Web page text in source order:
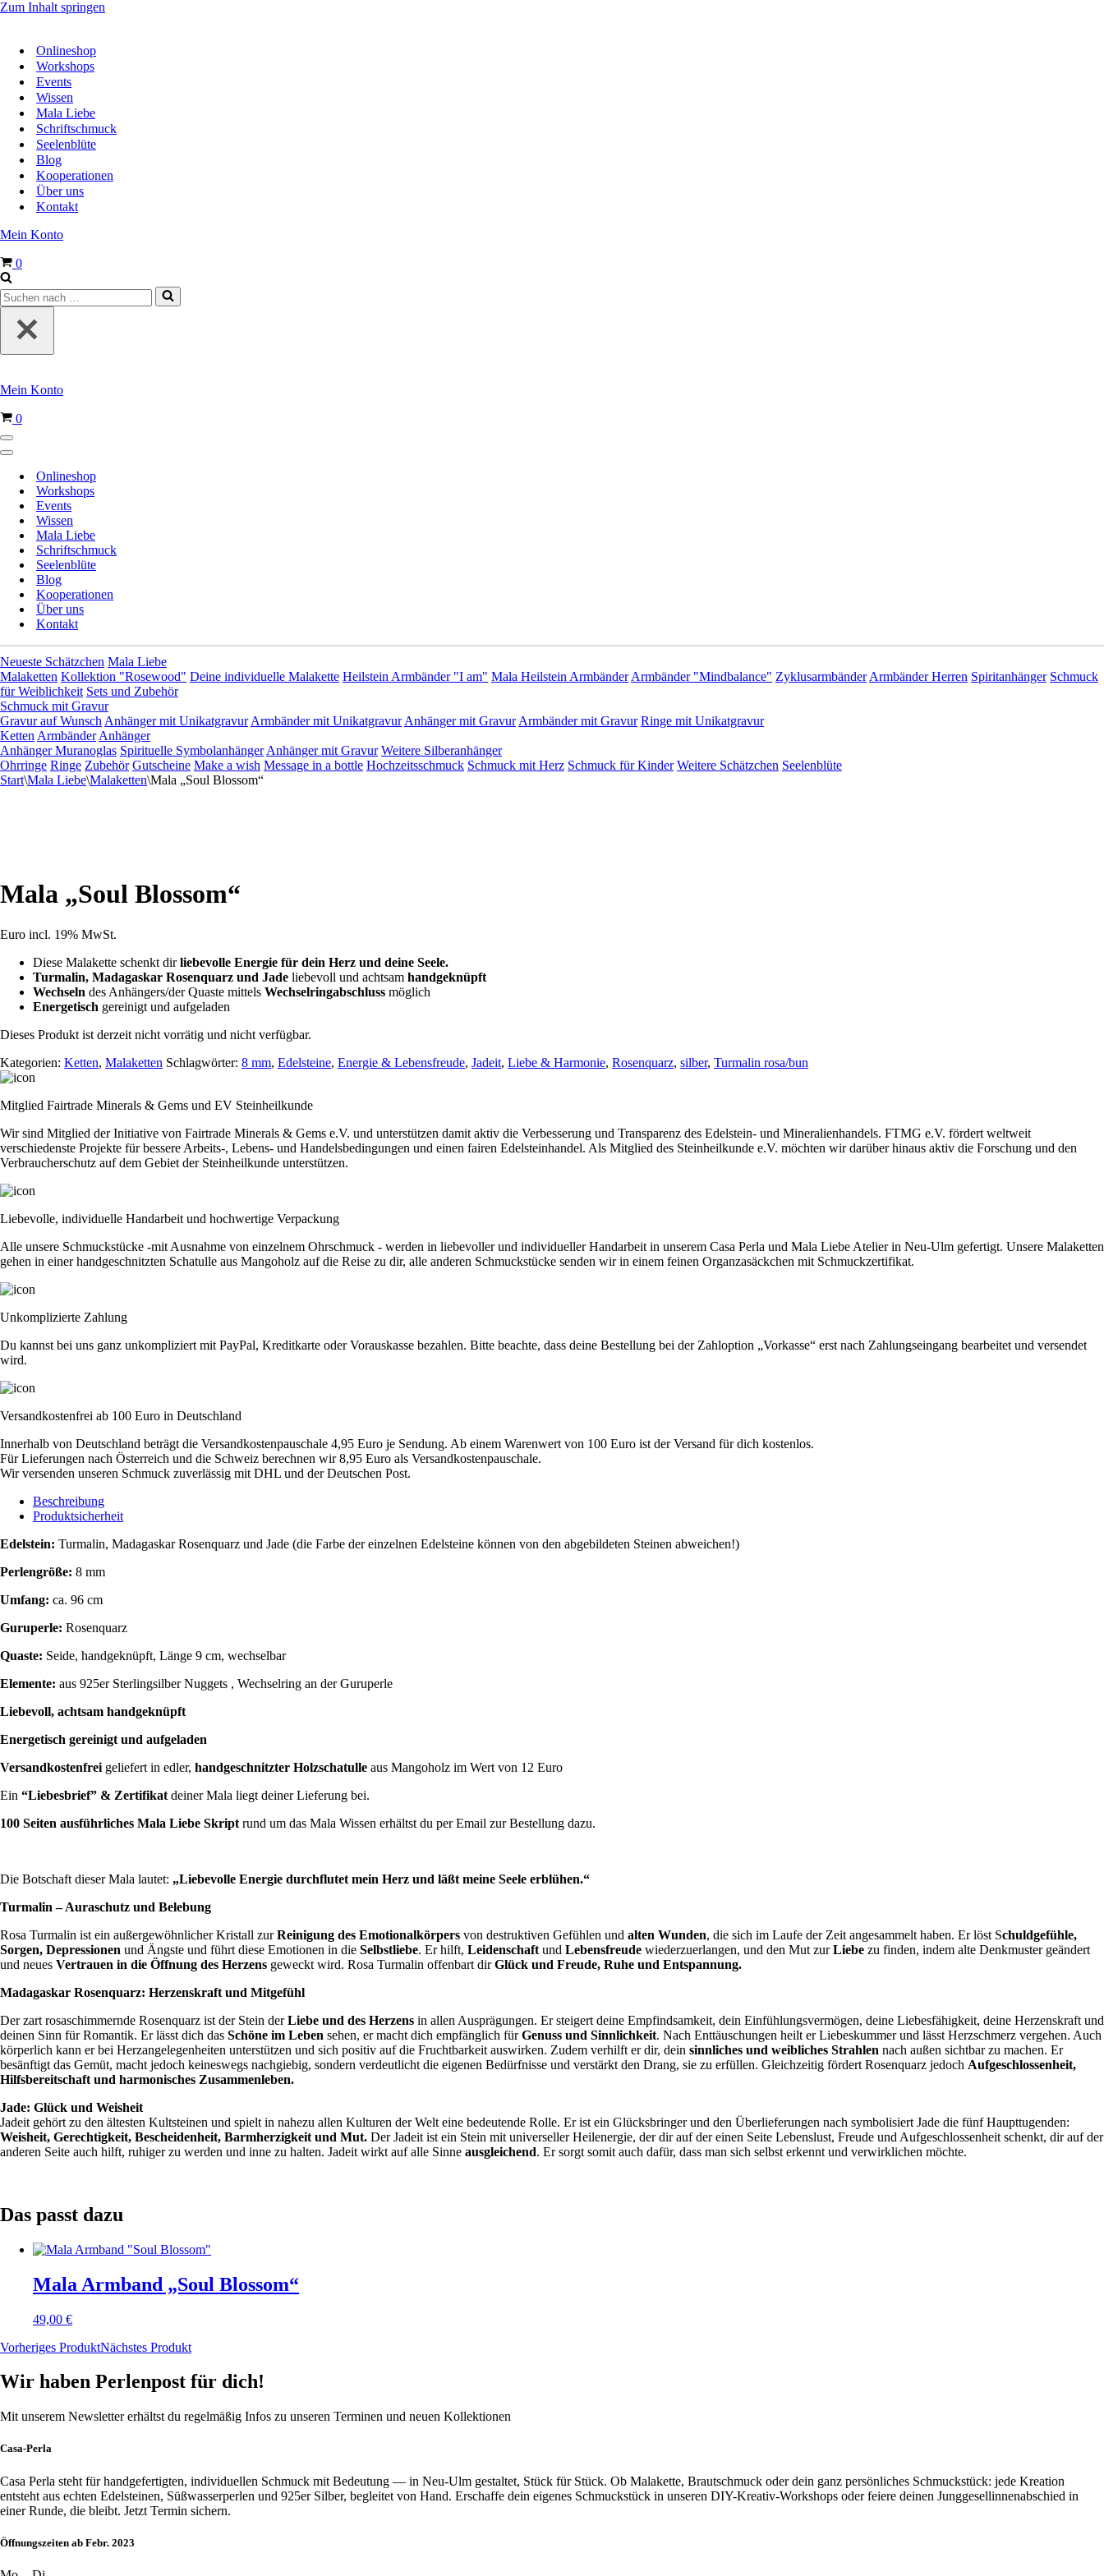
Zum Inhalt springen
Onlineshop
Workshops
Events
Wissen
Mala Liebe
Schriftschmuck
Seelenblüte
Blog
Kooperationen
Über uns
Kontakt
Mein Konto
Warenkorb
0
Suchen
nach …
Mein Konto
Warenkorb
0
Navigationsmenü
Navigationsmenü
Onlineshop
Workshops
Events
Wissen
Mala Liebe
Schriftschmuck
Seelenblüte
Blog
Kooperationen
Über uns
Kontakt
Neueste Schätzchen Mala Liebe
Malaketten Kollektion "Rosewood" Deine individuelle Malakette Heilstein Armbänder "I am" Mala Heilstein Armbänder Armbänder "Mindbalance" Zyklusarmbänder Armbänder Herren Spiritanhänger Schmuck
für Weiblichkeit Sets und Zubehör
Schmuck mit Gravur
Gravur auf Wunsch Anhänger mit Unikatgravur Armbänder mit Unikatgravur Anhänger mit Gravur Armbänder mit Gravur Ringe mit Unikatgravur
Ketten Armbänder Anhänger
Anhänger Muranoglas Spirituelle Symbolanhänger Anhänger mit Gravur Weitere Silberanhänger
Ohrringe Ringe Zubehör Gutscheine Make a wish Message in a bottle Hochzeitsschmuck Schmuck mit Herz Schmuck für Kinder Weitere Schätzchen Seelenblüte
Start\Mala Liebe\Malaketten\Mala „Soul Blossom“
Mala „Soul Blossom“
Euro incl. 19% MwSt.
Diese Malakette schenkt dirliebevolle Energie für dein Herz und deine Seele.
Turmalin, Madagaskar Rosenquarz und Jade liebevoll und achtsam handgeknüpft
Wechseln des Anhängers/der Quaste mittels Wechselringabschluss möglich
Energetisch gereinigt und aufgeladen
Dieses Produkt ist derzeit nicht vorrätig und nicht verfügbar.
Kategorien: Ketten, Malaketten Schlagwörter: 8 mm, Edelsteine, Energie & Lebensfreude, Jadeit, Liebe & Harmonie, Rosenquarz, silber, Turmalin rosa/bun
Mitglied Fairtrade Minerals & Gems und EV Steinheilkunde
Wir sind Mitglied der Initiative von Fairtrade Minerals & Gems e.V. und unterstützen damit aktiv die Verbesserung und Transparenz des Edelstein- und Mineralienhandels. FTMG e.V. fördert weltweit
verschiedenste Projekte für bessere Arbeits-, Lebens- und Handelsbedingungen und einen fairen Edelsteinhandel. Als Mitglied des Steinheilkunde e.V. möchten wir darüber hinaus aktiv die Forschung und den
Verbraucherschutz auf dem Gebiet der Steinheilkunde unterstützen.
Liebevolle, individuelle Handarbeit und hochwertige Verpackung
Alle unsere Schmuckstücke -mit Ausnahme von einzelnem Ohrschmuck - werden in liebevoller und individueller Handarbeit in unserem Casa Perla und Mala Liebe Atelier in Neu-Ulm gefertigt. Unsere Malaketten
gehen in einer handgeschnitzten Schatulle aus Mangoholz auf die Reise zu dir, alle anderen Schmuckstücke senden wir in einem feinen Organzasäckchen mit Schmuckzertifikat.
Unkomplizierte Zahlung
Du kannst bei uns ganz unkompliziert mit PayPal, Kreditkarte oder Vorauskasse bezahlen. Bitte beachte, dass deine Bestellung bei der Zahloption „Vorkasse“ erst nach Zahlungseingang bearbeitet und versendet
wird.
Versandkostenfrei ab 100 Euro in Deutschland
Innerhalb von Deutschland beträgt die Versandkostenpauschale 4,95 Euro je Sendung. Ab einem Warenwert von 100 Euro ist der Versand für dich kostenlos.
Für Lieferungen nach Österreich und die Schweiz berechnen wir 8,95 Euro als Versandkostenpauschale.
Wir versenden unseren Schmuck zuverlässig mit DHL und der Deutschen Post.
Beschreibung
Produktsicherheit
Edelstein: Turmalin, Madagaskar Rosenquarz und Jade (die Farbe der einzelnen Edelsteine können von den abgebildeten Steinen abweichen!)
Perlengröße: 8 mm
Umfang: ca. 96 cm
Guruperle: Rosenquarz
Quaste: Seide, handgeknüpft, Länge 9 cm, wechselbar
Elemente: aus 925er SterlingsilberNuggets , Wechselring an der Guruperle
Liebevoll, achtsam handgeknüpft
Energetisch gereinigt und aufgeladen
Versandkostenfrei geliefert in edler, handgeschnitzter Holzschatulle aus Mangoholz im Wert von 12 Euro
Ein “Liebesbrief” & Zertifikat deiner Mala liegt deiner Lieferung bei.
100 Seiten ausführliches Mala Liebe Skript rund um das Mala Wissen erhältst du per Email zur Bestellung dazu.
Die Botschaft dieser Mala lautet: „Liebevolle Energie durchflutet mein Herz und läßt meine Seele erblühen.“
Turmalin – Auraschutz und Belebung
Rosa Turmalin ist ein außergewöhnlicher Kristall zurReinigung des Emotionalkörpers von destruktiven Gefühlen und alten Wunden, die sich im Laufe der Zeit angesammelt haben. Er löst Schuldgefühle,
Sorgen, Depressionen und Ängste und führt diese Emotionen in die Selbstliebe. Er hilft, Leidenschaft und Lebensfreude wiederzuerlangen, und den Mut zurLiebe zu finden, indem alte Denkmuster geändert
und neues Vertrauen in die Öffnung des Herzens geweckt wird. Rosa Turmalin offenbart dirGlück und Freude, Ruhe und Entspannung.
Madagaskar Rosenquarz: Herzenskraft und Mitgefühl
Der zart rosaschimmernde Rosenquarz ist der Stein derLiebe und des Herzens in allen Ausprägungen. Er steigert deine Empfindsamkeit, dein Einfühlungsvermögen, deine Liebesfähigkeit, deine Herzenskraft und
deinen Sinn fürRomantik. Er lässt dich das Schöne im Leben sehen, er macht dich empfänglich fürGenuss und Sinnlichkeit. Nach Enttäuschungen heilt er Liebeskummer und lässt Herzschmerz vergehen. Auch
körperlich kann er bei Herzangelegenheiten unterstützen und sich positiv auf die Fruchtbarkeit auswirken. Zudem verhilft er dir, dein sinnliches und weibliches Strahlen nach außen sichtbar zu machen. Er
besänftigt das Gemüt, macht jedoch keineswegs nachgiebig, sondern verdeutlicht die eigenen Bedürfnisse und verstärkt den Drang, sie zu erfüllen. Gleichzeitig fördert Rosenquarz jedoch Aufgeschlossenheit,
Hilfsbereitschaft und harmonisches Zusammenleben.
Jade: Glück und Weisheit
Jadeit gehört zu den ältesten Kultsteinen und spielt in nahezu allen Kulturen der Welt eine bedeutende Rolle. Er ist ein Glücksbringerund den Überlieferungen nach symbolisiert Jade die fünf Haupttugenden:
Weisheit, Gerechtigkeit, Bescheidenheit, Barmherzigkeit und Mut. Der Jadeit ist ein Stein mit universeller Heilenergie, der dir auf der einen Seite Lebenslust, Freude und Aufgeschlossenheit schenkt, dir auf der
anderen Seite auch hilft, ruhiger zu werden und inne zu halten. Jadeit wirkt auf alle Sinne ausgleichend. Er sorgt somit auch dafür, dass man sich selbst erkennt und verwirklichen möchte.
Das passt dazu
Mala Armband „Soul Blossom“
49,00 €
Vorheriges ProduktNächstes Produkt
Wir haben Perlenpost für dich!
Mit unserem Newsletter erhältst du regelmäßig Infos zu unseren Terminen und neuen Kollektionen
Casa-Perla
Casa Perla steht für handgefertigten, individuellen Schmuck mit Bedeutung — in Neu-Ulm gestaltet, Stück für Stück. Ob Malakette, Brautschmuck oder dein ganz persönliches Schmuckstück: jede Kreation
entsteht aus echten Edelsteinen, Süßwasserperlen und 925er Silber, begleitet von Hand. Erschaffe dein eigenes Schmuckstück in unseren DIY-Kreativ-Workshops oder feiere deinen Junggesellinnenabschied in
einer Runde, die bleibt. Jetzt Termin sichern.
Öffnungszeiten ab Febr. 2023